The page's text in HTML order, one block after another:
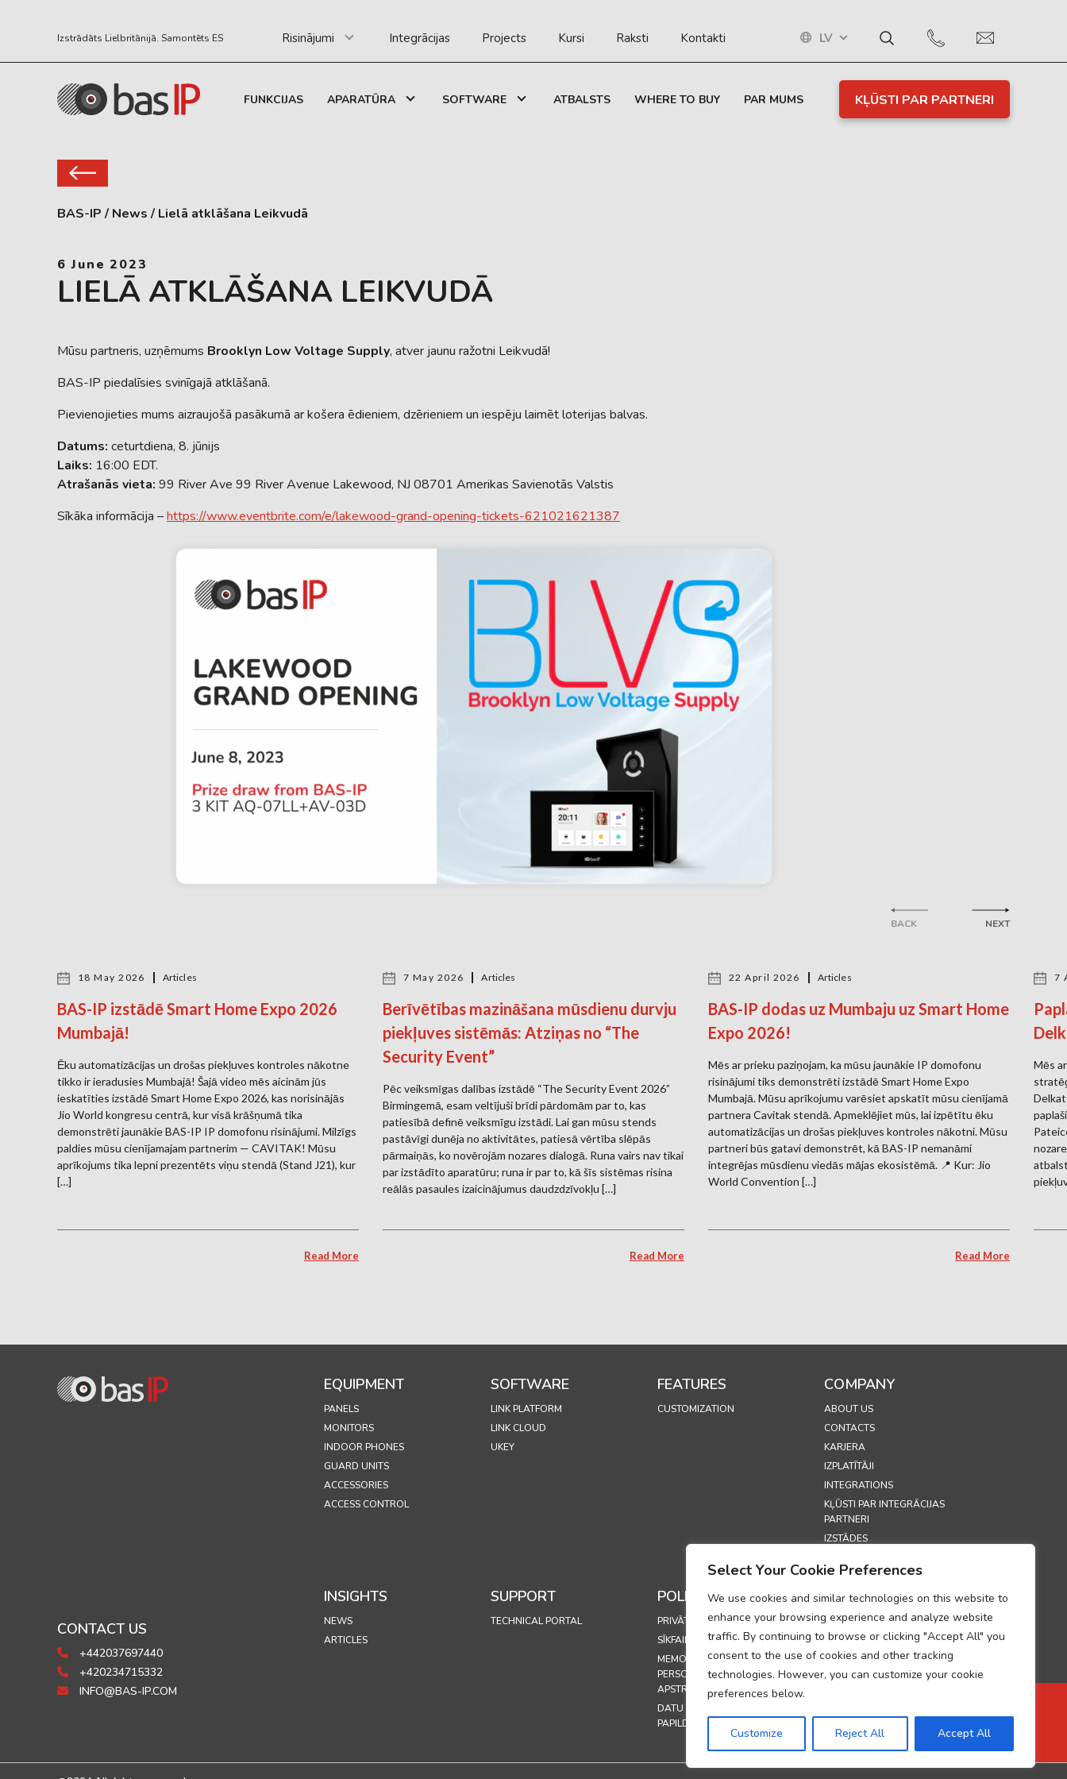
Select Your Cookie Preferences
We use cookies and similar technologies on this website to
enhance your browsing experience and analyze website
traffic. By continuing to browse or clicking "Accept All" you
consent to the use of cookies and other tracking
technologies. However, you can customize your cookie
preferences below.
Customize Reject All Accept All
Izstrādāts Lielbritānijā. Samontēts ES Risinājumi Integrācijas Projects Kursi Raksti Kontakti LV
FUNKCIJAS APARATŪRA SOFTWARE ATBALSTS WHERE TO BUY PAR MUMS KĻŪSTI PAR PARTNERI
BAS-IP / News / Lielā atklāšana Leikvudā
6 June 2023
LIELĀ ATKLĀŠANA LEIKVUDĀ
Mūsu partneris, uzņēmums Brooklyn Low Voltage Supply, atver jaunu ražotni Leikvudā!
BAS-IP piedalīsies svinīgajā atklāšanā.
Pievienojieties mums aizraujošā pasākumā ar košera ēdieniem, dzērieniem un iespēju laimēt loterijas balvas.
Datums: ceturtdiena, 8. jūnijs
Laiks: 16:00 EDT.
Atrašanās vieta: 99 River Ave 99 River Avenue Lakewood, NJ 08701 Amerikas Savienotās Valstis
Sīkāka informācija –https://www.eventbrite.com/e/lakewood-grand-opening-tickets-621021621387
BACK
18 May 2026 Articles
BAS-IP izstādē Smart Home Expo 2026
Mumbajā!
Ēku automatizācijas un drošas piekļuves kontroles nākotne
tikko ir ieradusies Mumbajā! Šajā video mēs aicinām jūs
ieskatīties izstādē Smart Home Expo 2026, kas norisinājās
Jio World kongresu centrā, kur visā krāšņumā tika
demonstrēti jaunākie BAS-IP IP domofonu risinājumi. Milzīgs
paldies mūsu cienījamajam partnerim — CAVITAK! Mūsu
aprīkojums tika lepni prezentēts viņu stendā (Stand J21), kur
[…]
Read More
7 May 2026 Articles
Berīvētības mazināšana mūsdienu durvju
piekļuves sistēmās: Atziņas no “The
Security Event”
Pēc veiksmīgas dalības izstādē “The Security Event 2026”
Birmingemā, esam veltījuši brīdi pārdomām par to, kas
patiesībā definē veiksmīgu izstādi. Lai gan mūsu stends
pastāvīgi dunēja no aktivitātes, patiesā vērtība slēpās
pārmaiņās, ko novērojām nozares dialogā. Runa vairs nav tikai
par izstādīto aparatūru; runa ir par to, kā šīs sistēmas risina
reālās pasaules izaicinājumus daudzdzīvokļu […]
Read More
22 April 2026 Articles
BAS-IP dodas uz Mumbaju uz Smart Home
Expo 2026!
Mēs ar prieku paziņojam, ka mūsu jaunākie IP domofonu
risinājumi tiks demonstrēti izstādē Smart Home Expo
Mumbajā. Mūsu aprīkojumu varēsiet apskatīt mūsu cienījamā
partnera Cavitak stendā. Apmeklējiet mūs, lai izpētītu ēku
automatizācijas un drošas piekļuves kontroles nākotni. Mūsu
partneri būs gatavi demonstrēt, kā BAS-IP nemanāmi
integrējas mūsdienu viedās mājas ekosistēmā. 📍 Kur: Jio
World Convention […]
Read More
7
Mēs
NEXT
CONTACT US
+442037697440
+420234715332
INFO@BAS-IP.COM
EQUIPMENT
PANELS
MONITORS
INDOOR PHONES
GUARD UNITS
ACCESSORIES
ACCESS CONTROL
SOFTWARE
LINK PLATFORM
LINK CLOUD
UKEY
FEATURES
CUSTOMIZATION
COMPANY
ABOUT US
CONTACTS
KARJERA
IZPLATĪTĀJI
INTEGRATIONS
KĻŪSTI PAR INTEGRĀCIJAS
PARTNERI
IZSTĀDES
INSIGHTS
NEWS
ARTICLES
SUPPORT
TECHNICAL PORTAL
POLICIES
PRIVĀTUMA POLITIKA
SĪKFAILU POLITIKA
MEMORANDS PAR
PERSONAS DATU
APSTRĀDES ATBILSTĪBU
DATU APSTRĀDES
PAPILDINĀJUMS